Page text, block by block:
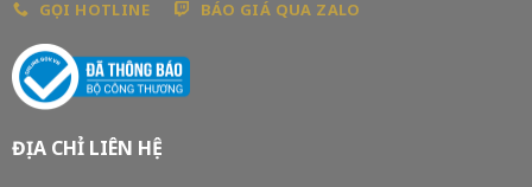
GỌI HOTLINE BÁO GIÁ QUA ZALO
ĐỊA CHỈ LIÊN HỆ